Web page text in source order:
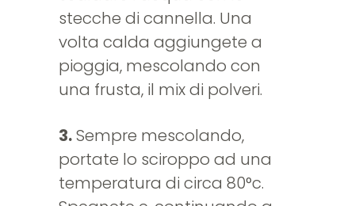
stecche di cannella. Una
volta calda aggiungete a
pioggia, mescolando con
una frusta, il mix di polveri.
3.Sempre mescolando,
portate lo sciroppo ad una
temperatura di circa 80°c.